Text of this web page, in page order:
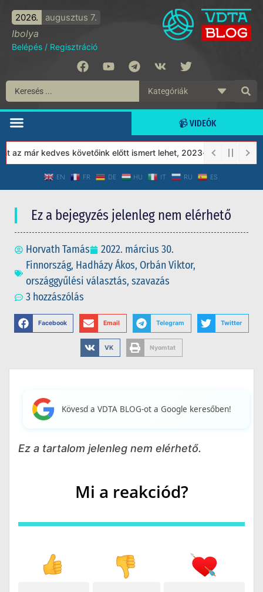
2026. augusztus 7.
Ibolya
Belépés / Regisztráció
📹 VIDEÓK
már kedves követőink előtt ismert lehet, 2023-tól a Védett
EN FR DE HU IT RU ES
Ez a bejegyzés jelenleg nem elérhető
Horvath Tamás
2022. március 30.
Finnország, Hadházy Ákos, Orbán Viktor,
országgyűlési választás, szavazás
3 hozzászólás
Facebook Email Telegram Twitter
VK Nyomtat
Kövesd a VDTA BLOG-ot a Google keresőben!
Ez a tartalom jelenleg nem elérhető.
Mi a reakciód?